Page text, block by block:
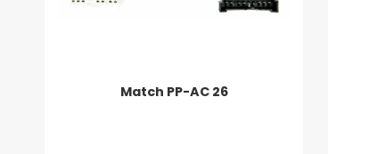
Match PP-AC 26